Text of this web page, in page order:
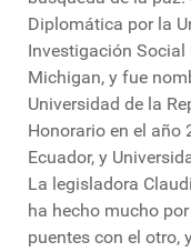
Diplomática por la
Investigación
Michigan, y fue
Universidad de la
Honorario en el año
Ecuador, y
La legisladora
ha hecho mucho
puentes con el otro,